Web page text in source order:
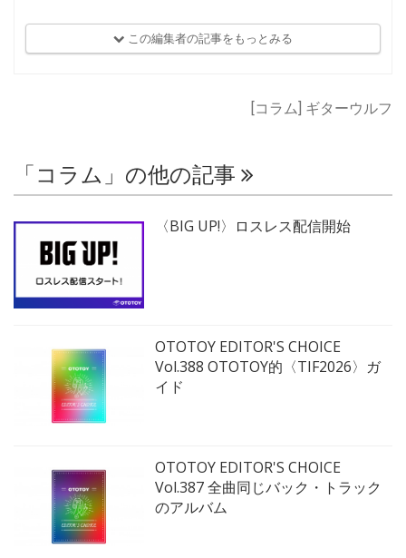
この編集者の記事をもっとみる
[コラム] ギターウルフ
「コラム」の他の記事
〈BIG UP!〉ロスレス配信開始
OTOTOY EDITOR'S CHOICE
Vol.388 OTOTOY的〈TIF2026〉ガ
イド
OTOTOY EDITOR'S CHOICE
Vol.387 全曲同じバック・トラック
のアルバム